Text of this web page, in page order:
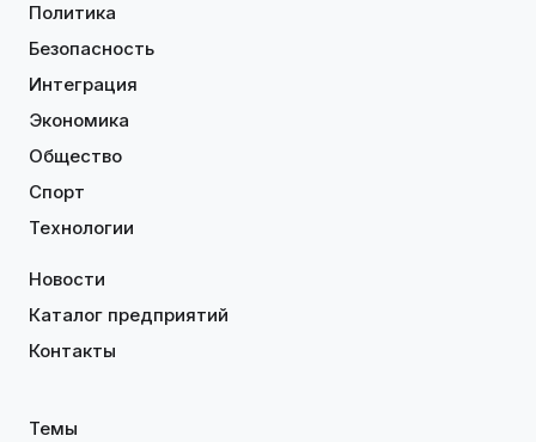
Политика
Безопасность
Интеграция
Экономика
Общество
Спорт
Технологии
Новости
Каталог предприятий
Контакты
Темы